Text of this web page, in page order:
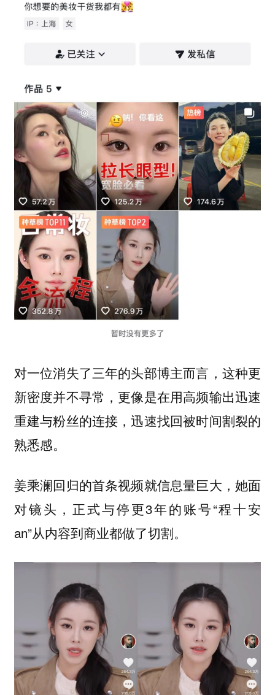
对一位消失了三年的头部博主而言，这种更
新密度并不寻常，更像是在用高频输出迅速
重建与粉丝的连接，迅速找回被时间割裂的
熟悉感。
姜乘澜回归的首条视频就信息量巨大，她面
对镜头，正式与停更3年的账号“程十安
an”从内容到商业都做了切割。